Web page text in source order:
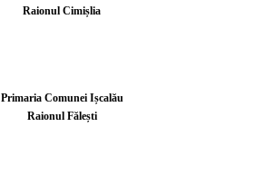
Raionul Cimișlia
Primaria Comunei Ișcalău
Raionul Fălești